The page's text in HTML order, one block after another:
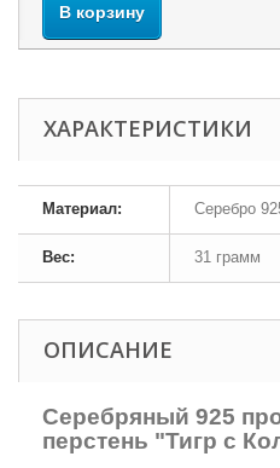
В корзину
ХАРАКТЕРИСТИКИ
Материал: Серебро
Вес: 31 грамм
ОПИСАНИЕ
Серебряный 925
перстень "Тигр с